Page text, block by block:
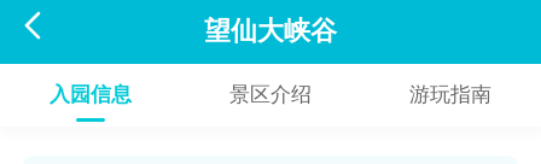
 望仙大峡谷
入园信息 景区介绍 游玩指南